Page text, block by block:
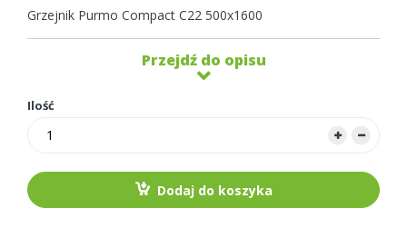
Grzejnik Purmo Compact C22 500x1600
Przejdź do opisu
Ilość
Dodaj do koszyka